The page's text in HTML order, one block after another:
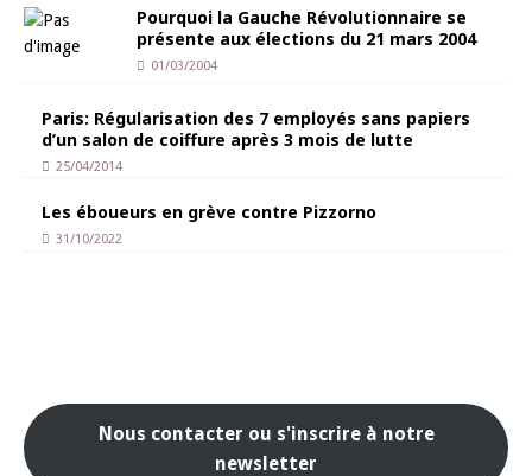
Pourquoi la Gauche Révolutionnaire se
présente aux élections du 21 mars 2004
01/03/2004
Paris: Régularisation des 7 employés sans papiers
d’un salon de coiffure après 3 mois de lutte
25/04/2014
Les éboueurs en grève contre Pizzorno
31/10/2022
Nous contacter ou s'inscrire à notre
newsletter